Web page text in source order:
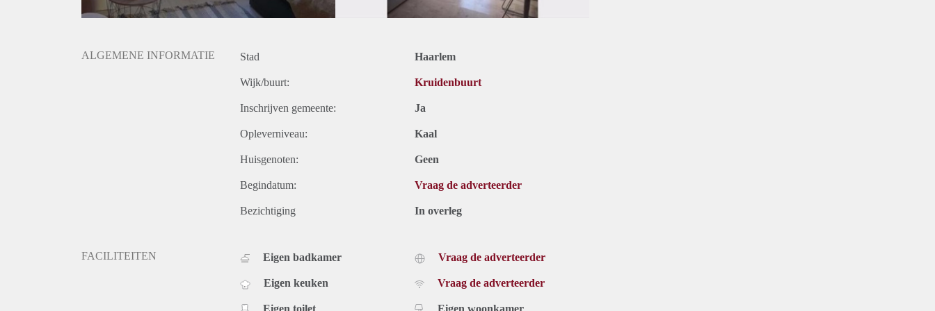
ALGEMENE INFORMATIE Stad Haarlem
Wijk/buurt: Kruidenbuurt
Inschrijven gemeente: Ja
Opleverniveau: Kaal
Huisgenoten: Geen
Begindatum: Vraag de adverteerder
Bezichtiging In overleg
FACILITEITEN Eigen badkamer
Eigen keuken
Vraag de adverteerder
Vraag de adverteerder